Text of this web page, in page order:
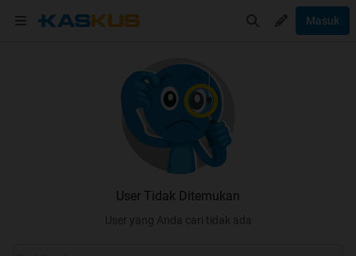
Masuk
User Tidak Ditemukan
User yang Anda cari tidak ada